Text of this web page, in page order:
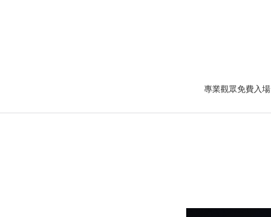
專業觀眾免費入場